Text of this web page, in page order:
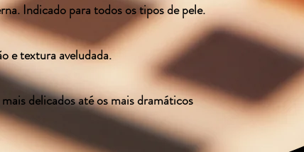
Indicado para todos os tipos de pele.
e textura aveludada.
delicados até os mais dramáticos